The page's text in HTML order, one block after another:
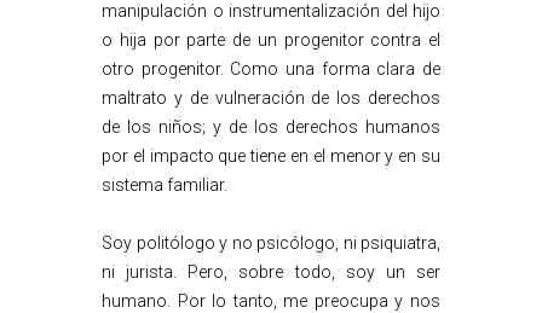
manipulación o instrumentalización del hijo
o hija por parte de un progenitor contra el
otro progenitor. Como una forma clara de
maltrato y de vulneración de los derechos
de los niños; y de los derechos humanos
por el impacto que tiene en el menor y en su
sistema familiar.
Soy politólogo y no psicólogo, ni psiquiatra,
ni jurista. Pero, sobre todo, soy un ser
humano. Por lo tanto, me preocupa y nos